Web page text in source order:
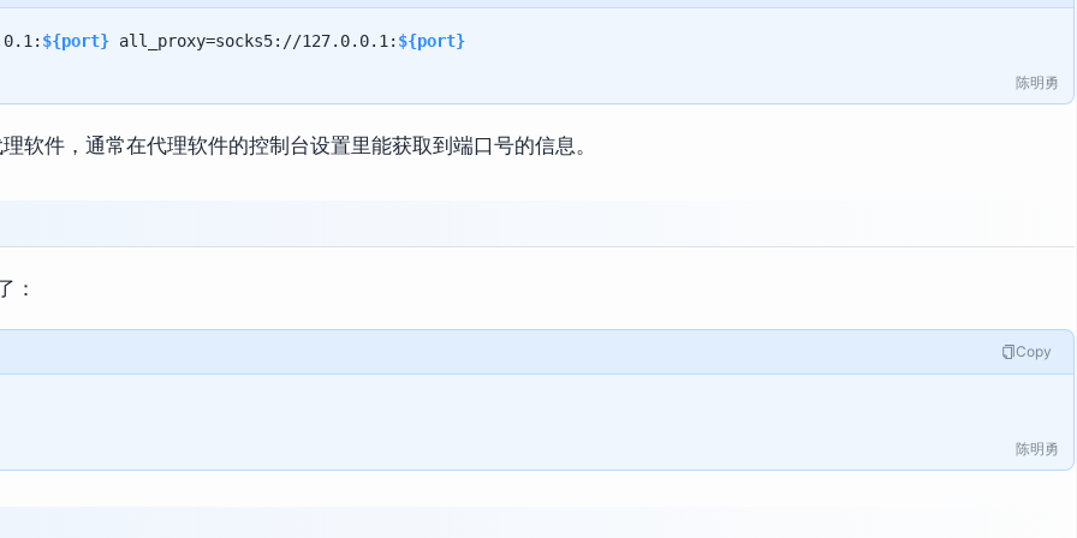
${port} all_proxy=socks5://127.0.0.1: ${port}
陈明勇
软件，通常在代理软件的控制台设置里能获取到端口号的信息。
：
Copy
陈明勇